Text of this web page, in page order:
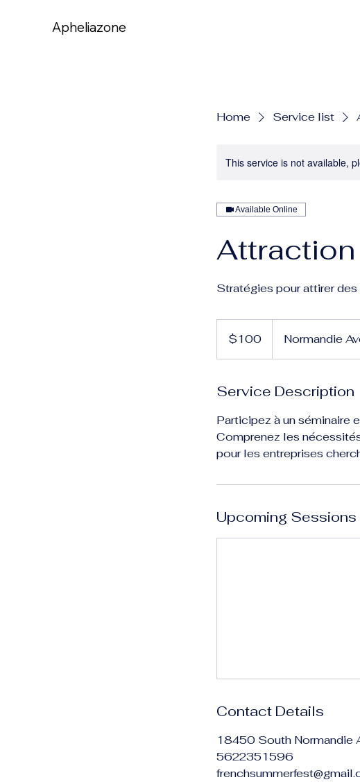
Apheliazone
Apheliazone
Home Service list
This service is not available,
Available Online
Stratégies pour attirer
dollars$100 Normandie
Service Description
Participez à un séminaire
Comprenez les
pour les entreprises
Upcoming Sessions
Contact Details
18450 South Normandie
5622351596